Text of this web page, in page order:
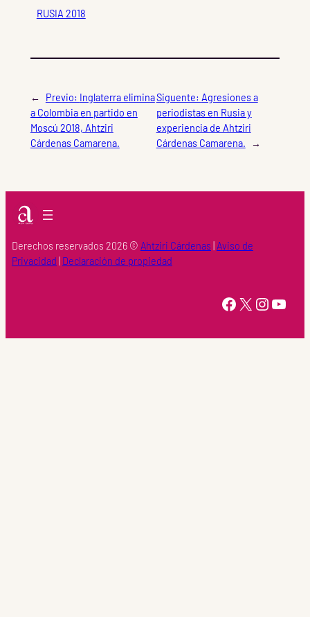
RUSIA 2018
← Previo: Inglaterra elimina
a Colombia en partido en
Moscú 2018, Ahtziri
Cárdenas Camarena.
Siguente: Agresiones a
periodistas en Rusia y
experiencia de Ahtziri
Cárdenas Camarena.
→
Derechos reservados 2026 © Ahtziri Cárdenas Aviso de
Privacidad Declaración de propiedad
https://www.facebook.com/Ahtziri-Cardenas-147415518616960/ X Instagram YouTube